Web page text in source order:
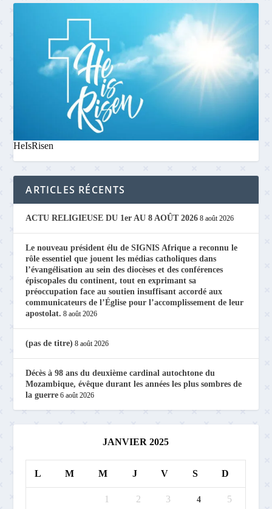
HeIsRisen
ARTICLES RÉCENTS
ACTU RELIGIEUSE DU 1er AU 8 AOÛT 2026 8 août 2026
Le nouveau président élu de SIGNIS Afrique a reconnu le
rôle essentiel que jouent les médias catholiques dans
l’évangélisation au sein des diocèses et des conférences
épiscopales du continent, tout en exprimant sa
préoccupation face au soutien insuffisant accordé aux
communicateurs de l’Église pour l’accomplissement de leur
apostolat. 8 août 2026
(pas de titre) 8 août 2026
Décès à 98 ans du deuxième cardinal autochtone du
Mozambique, évêque durant les années les plus sombres de
la guerre 6 août 2026
JANVIER 2025
L M M J V S D
1 2 3 4 5